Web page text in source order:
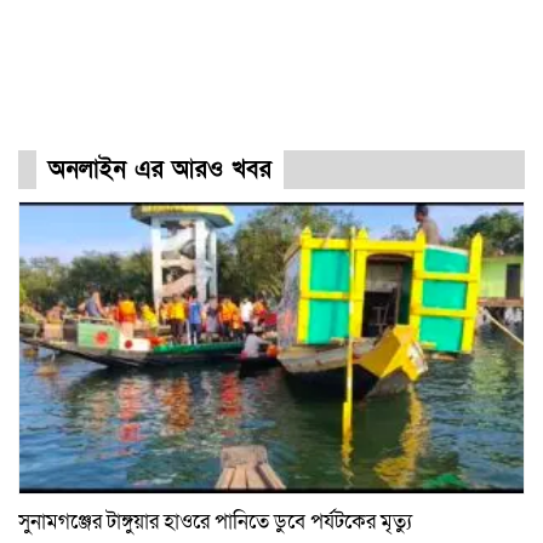
অনলাইন এর আরও খবর
সুনামগঞ্জের টাঙ্গুয়ার হাওরে পানিতে ডুবে পর্যটকের মৃত্যু